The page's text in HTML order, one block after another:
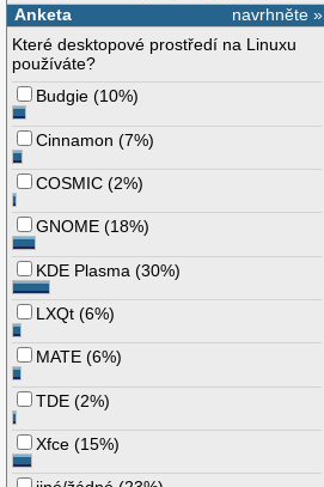
navrhněte »
Anketa
Které desktopové prostředí na Linuxu
používáte?
Budgie (10%)
Cinnamon (7%)
COSMIC (2%)
GNOME (18%)
KDE Plasma (30%)
LXQt (6%)
MATE (6%)
TDE (2%)
Xfce (15%)